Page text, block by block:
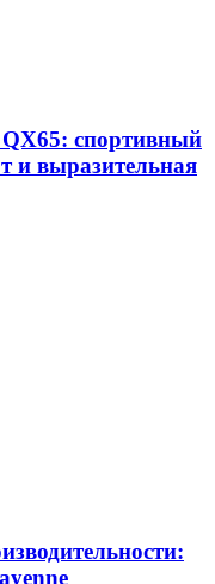
спортивный
и выразительная